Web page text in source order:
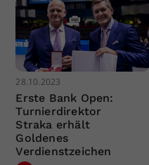
28.10.2023
Erste Bank Open:
Turnierdirektor
Straka erhält
Goldenes
Verdienstzeichen